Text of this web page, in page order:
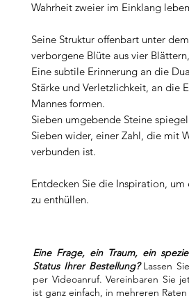
Wahrheit zweier im Einklang
Seine Struktur offenbart unter
verborgene Blüte aus vier
Eine subtile Erinnerung an die
Stärke und Verletzlichkeit, an die
Mannes formen.
Sieben umgebende Steine
Sieben wider, einer Zahl, die mit
verbunden ist.
Entdecken Sie die Inspiration,
zu enthüllen.
Eine Frage, ein Traum, ein
Status Ihrer Bestellung?Lassen
per Videoanruf. Vereinbaren Sie
ist ganz einfach, in mehreren